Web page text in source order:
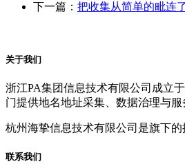
下一篇： 把收集从简单的毗连
关于我们
浙江PA集团信息技术有限公司成立
门提供地名地址采集、数据治理与
杭州海挚信息技术有限公司是旗下
联系我们